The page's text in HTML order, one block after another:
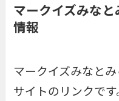
マークイズみな
情報
マークイズみなと
サイトのリンクです